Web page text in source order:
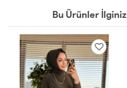
Bu Ürünler